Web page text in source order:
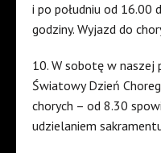
i po południu od 16.00
godziny. Wyjazd do
10. W sobotę w naszej
Światowy Dzień
chorych – od 8.30
udzielaniem